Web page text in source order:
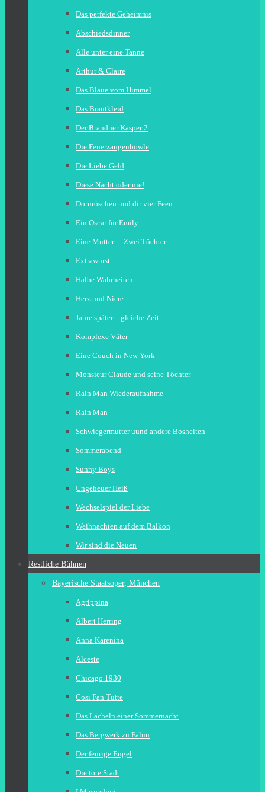
Das perfekte Geheimnis
Abschiedsdinner
Alle unter eine Tanne
Arthur & Claire
Das Blaue vom Himmel
Das Brautkleid
Der Brandner Kasper 2
Die Feuerzangenbowle
Die Liebe Geld
Diese Nacht oder nie!
Dornröschen und dir vier Feen
Ein Oscar für Emily
Eine Mutter… Zwei Töchter
Extrawurst
Halbe Wahrheiten
Herz und Niere
Jahre später – gleiche Zeit
Komplexe Väter
Eine Couch in New York
Monsieur Claude und seine Töchter
Rain Man Wiederaufnahme
Rain Man
Schwiegermutter uund andere Bosheiten
Sommerabend
Sunny Boys
Ungeheuer Heiß
Wechselspiel der Liebe
Weihnachten auf dem Balkon
Wir sind die Neuen
Restliche Bühnen
Bayerische Staatsoper, München
Agrippina
Albert Herring
Anna Karenina
Alceste
Chicago 1930
Cosi Fan Tutte
Das Lächeln einer Sommernacht
Das Bergwerk zu Falun
Der feurige Engel
Die tote Stadt